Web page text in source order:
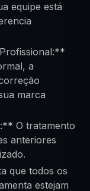
equipe está
a
marca
O tratamento
anteriores
que todos os
estejam